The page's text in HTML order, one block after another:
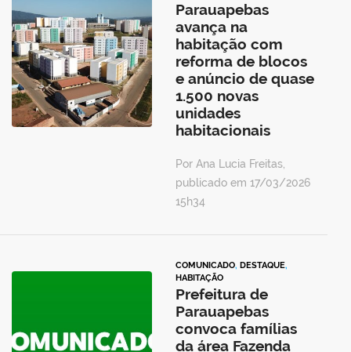
Parauapebas
avança na
habitação com
reforma de blocos
e anúncio de quase
1.500 novas
unidades
habitacionais
Por Ana Lucia Freitas,
publicado em 17/03/2026
15h34
COMUNICADO, DESTAQUE,
HABITAÇÃO
Prefeitura de
Parauapebas
convoca famílias
da área Fazenda